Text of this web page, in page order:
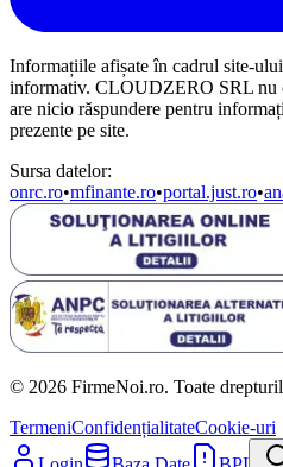
Informațiile afișate în cadrul site-
informativ. CLOUDZERO SRL nu
are nicio răspundere pentru
prezente pe site.
Sursa datelor:
onrc.ro•mfinante.ro•portal.just.ro•
© 2026 FirmeNoi.ro. Toate
TermeniConfidențialitateCookie-uri